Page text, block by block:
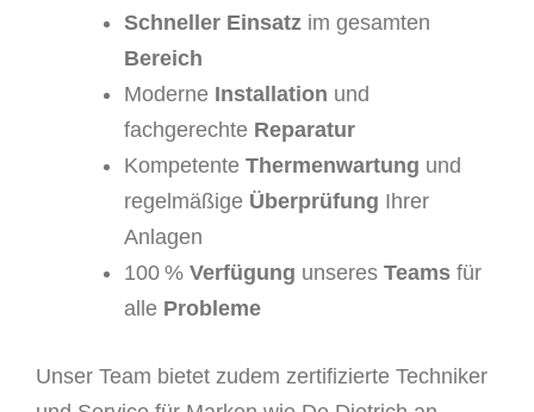
Schneller Einsatz im gesamten
Bereich
Moderne Installation und
fachgerechte Reparatur
Kompetente Thermenwartung und
regelmäßige Überprüfung Ihrer
Anlagen
100 % Verfügung unseres Teams für
alle Probleme
Unser Team bietet zudem zertifizierte Techniker